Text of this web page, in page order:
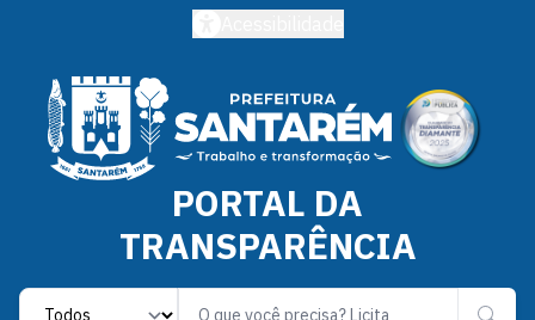
PORTAL DA
TRANSPARÊNCIA
Label